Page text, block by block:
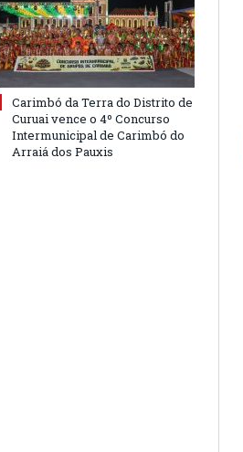
Carimbó da Terra do Distrito de
Curuai vence o 4º Concurso
Intermunicipal de Carimbó do
Arraiá dos Pauxis